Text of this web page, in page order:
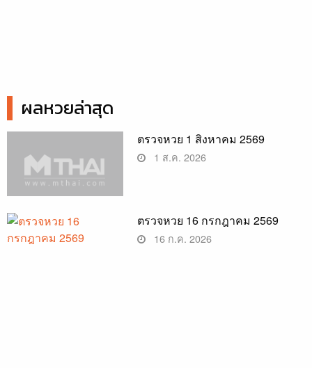
ผลหวยล่าสุด
ตรวจหวย 1 สิงหาคม 2569
1 ส.ค. 2026
ตรวจหวย 16 กรกฎาคม 2569
16 ก.ค. 2026